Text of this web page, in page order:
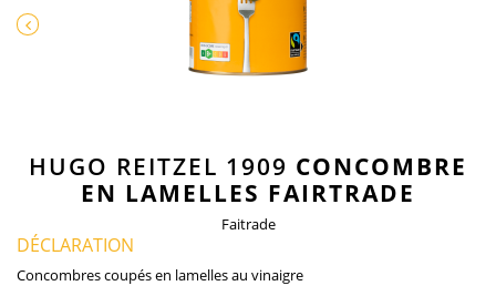
HUGO REITZEL 1909 CONCOMBRE
EN LAMELLES FAIRTRADE
Faitrade
DÉCLARATION
Concombres coupés en lamelles au vinaigre